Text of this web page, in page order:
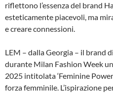
riflettono l’essenza del brand
esteticamente piacevoli, ma
e creare connessioni.
LEM – dalla Georgia – il brand
durante Milan Fashion Week
2025 intitolata ‘Feminine
forza femminile. L’ispirazione